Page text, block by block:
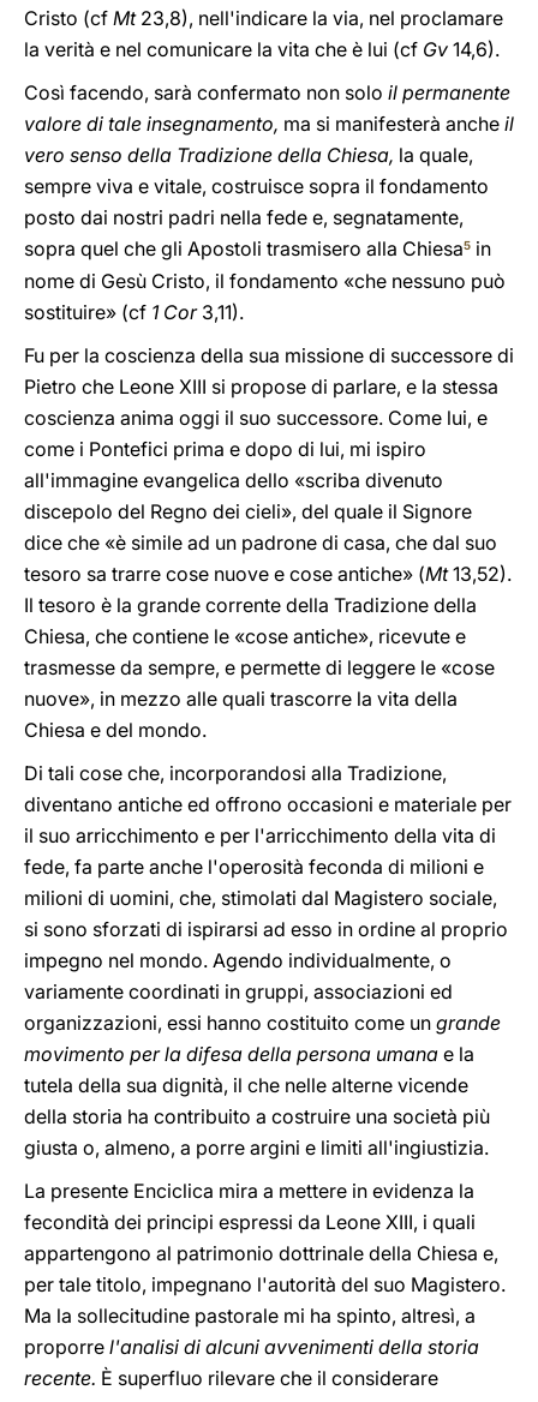
Cristo (cf Mt 23,8), nell'indicare la via, nel proclamare
la verità e nel comunicare la vita che è lui (cf Gv 14,6).
Così facendo, sarà confermato non solo il permanente
valore di tale insegnamento, ma si manifesterà anche il
vero senso della Tradizione della Chiesa, la quale,
sempre viva e vitale, costruisce sopra il fondamento
posto dai nostri padri nella fede e, segnatamente,
sopra quel che gli Apostoli trasmisero alla Chiesa5 in
nome di Gesù Cristo, il fondamento «che nessuno può
sostituire» (cf 1 Cor 3,11).
Fu per la coscienza della sua missione di successore di
Pietro che Leone XIII si propose di parlare, e la stessa
coscienza anima oggi il suo successore. Come lui, e
come i Pontefici prima e dopo di lui, mi ispiro
all'immagine evangelica dello «scriba divenuto
discepolo del Regno dei cieli», del quale il Signore
dice che «è simile ad un padrone di casa, che dal suo
tesoro sa trarre cose nuove e cose antiche» (Mt13,52).
Il tesoro è la grande corrente della Tradizione della
Chiesa, che contiene le «cose antiche», ricevute e
trasmesse da sempre, e permette di leggere le «cose
nuove», in mezzo alle quali trascorre la vita della
Chiesa e del mondo.
Di tali cose che, incorporandosi alla Tradizione,
diventano antiche ed offrono occasioni e materiale per
il suo arricchimento e per l'arricchimento della vita di
fede, fa parte anche l'operosità feconda di milioni e
milioni di uomini, che, stimolati dal Magistero sociale,
si sono sforzati di ispirarsi ad esso in ordine al proprio
impegno nel mondo. Agendo individualmente, o
variamente coordinati in gruppi, associazioni ed
organizzazioni, essi hanno costituito come un grande
movimento per la difesa della persona umana e la
tutela della sua dignità, il che nelle alterne vicende
della storia ha contribuito a costruire una società più
giusta o, almeno, a porre argini e limiti all'ingiustizia.
La presente Enciclica mira a mettere in evidenza la
fecondità dei principi espressi da Leone XIII, i quali
appartengono al patrimonio dottrinale della Chiesa e,
per tale titolo, impegnano l'autorità del suo Magistero.
Ma la sollecitudine pastorale mi ha spinto, altresì, a
proporre l'analisi di alcuni avvenimenti della storia
recente. È superfluo rilevare che il considerare